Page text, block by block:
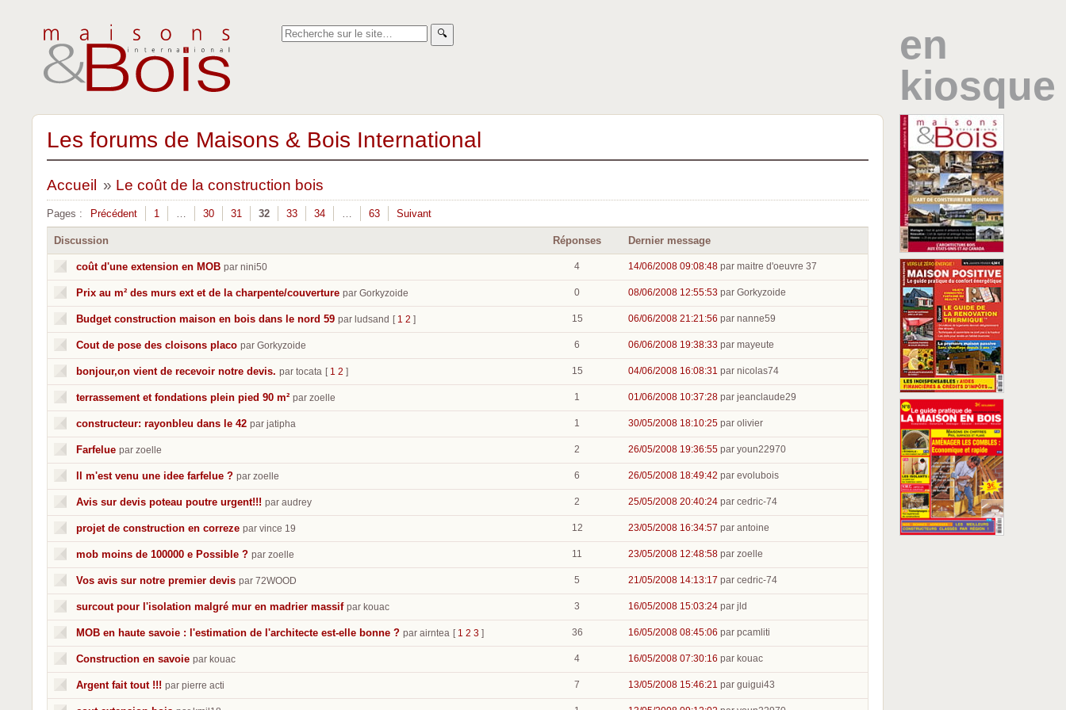
🔍︎
en
kiosque
Les forums de Maisons & Bois International
Accueil » Le coût de la construction bois
Pages : Précédent 1 … 30 31 32 33 34 … 63 Suivant
Discussion Réponses Dernier message
coût d'une extension en MOB par nini50 4 14/06/2008 09:08:48 par maitre d'oeuvre 37
Prix au m² des murs ext et de la charpente/couverture par Gorkyzoide 0 08/06/2008 12:55:53 par Gorkyzoide
Budget construction maison en bois dans le nord 59 par ludsand [ 1 2 ] 15 06/06/2008 21:21:56 par nanne59
Cout de pose des cloisons placo par Gorkyzoide 6 06/06/2008 19:38:33 par mayeute
bonjour,on vient de recevoir notre devis. par tocata [ 1 2 ] 15 04/06/2008 16:08:31 par nicolas74
terrassement et fondations plein pied 90 m² par zoelle 1 01/06/2008 10:37:28 par jeanclaude29
constructeur: rayonbleu dans le 42 par jatipha 1 30/05/2008 18:10:25 par olivier
Farfelue par zoelle 2 26/05/2008 19:36:55 par youn22970
ll m'est venu une idee farfelue ? par zoelle 6 26/05/2008 18:49:42 par evolubois
Avis sur devis poteau poutre urgent!!! par audrey 2 25/05/2008 20:40:24 par cedric-74
projet de construction en correze par vince 19 12 23/05/2008 16:34:57 par antoine
mob moins de 100000 e Possible ? par zoelle 11 23/05/2008 12:48:58 par zoelle
Vos avis sur notre premier devis par 72WOOD 5 21/05/2008 14:13:17 par cedric-74
surcout pour l'isolation malgré mur en madrier massif par kouac 3 16/05/2008 15:03:24 par jld
MOB en haute savoie : l'estimation de l'architecte est-elle bonne ? par airntea [ 1 2 3 ] 36 16/05/2008 08:45:06 par pcamliti
Construction en savoie par kouac 4 16/05/2008 07:30:16 par kouac
Argent fait tout !!! par pierre acti 7 13/05/2008 15:46:21 par guigui43